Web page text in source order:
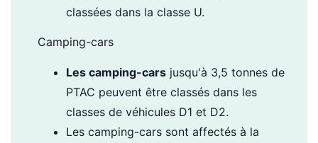
classées dans la classe U.
Camping-cars
Les camping-cars jusqu'à 3,5 tonnes de
PTAC peuvent être classés dans les
classes de véhicules D1 et D2.
Les camping-cars sont affectés à la